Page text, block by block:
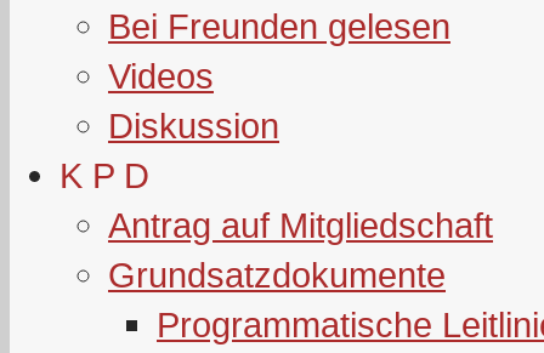
Bei Freunden gelesen
Videos
Diskussion
K P D
Antrag auf Mitgliedschaft
Grundsatzdokumente
Programmatische